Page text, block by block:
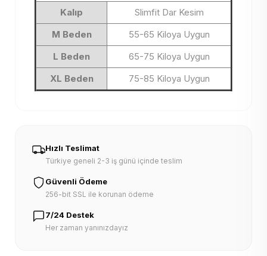
Kalıp
Slimfit Dar Kesim
M Beden
55-65 Kiloya Uygun
L Beden
65-75 Kiloya Uygun
XL Beden
75-85 Kiloya Uygun
Hızlı Teslimat
Türkiye geneli 2-3 iş günü içinde teslim
Güvenli Ödeme
256-bit SSL ile korunan ödeme
7/24 Destek
Her zaman yanınızdayız